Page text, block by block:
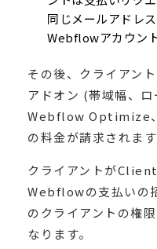
同じメールアドレ
Webflowアカウン
その後、クライアン
アドオン (帯域幅、ロ
Webflow Optimize
の料金が請求されます
クライアントが
Webflowの支払いの
のクライアントの権
なります。